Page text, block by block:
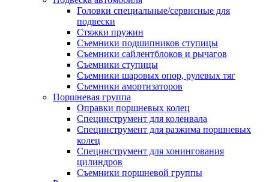
Головки специальные/сервисные для
подвески
Стяжки пружин
Съемники подшипников ступицы
Съемники сайлентблоков и рычагов
Съемники ступицы
Съемники шаровых опор, рулевых тяг
Съемники амортизаторов
Поршневая группа
Оправки поршневых колец
Специнструмент для коленвала
Специнструмент для разжима поршневых
колец
Специнструмент для хонингования
цилиндров
Съемники поршневой группы